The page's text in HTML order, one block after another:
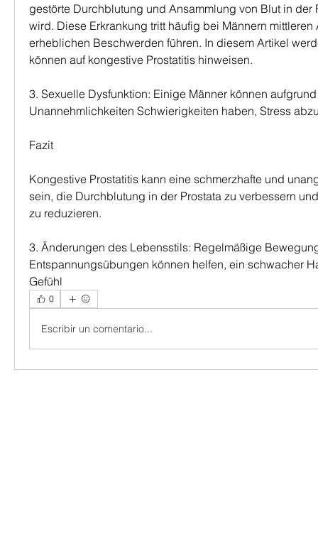
gestörte Durchblutung und Ansammlung von Blut in der
wird. Diese Erkrankung tritt häufig bei Männern mittleren
erheblichen Beschwerden führen. In diesem Artikel
können auf kongestive Prostatitis hinweisen.
3. Sexuelle Dysfunktion: Einige Männer können
Unannehmlichkeiten Schwierigkeiten haben, Stress
Fazit
Kongestive Prostatitis kann eine schmerzhafte und
sein, die Durchblutung in der Prostata zu verbessern
zu reduzieren.
3. Änderungen des Lebensstils: Regelmäßige
Entspannungsübungen können helfen, ein schwacher
Gefühl
0
Escribir un comentario...